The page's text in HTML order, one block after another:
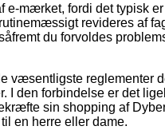
mærket, fordi det typisk
revideres af
du forvoldes
væsentligste reglementer
I den forbindelse er det
sin shopping af
en herre eller dame.